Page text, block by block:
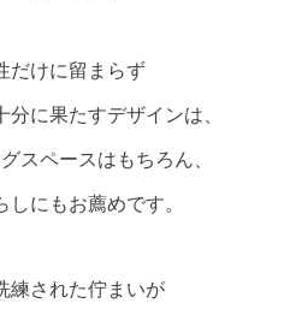
だけに留まらず
に果たすデザインは、
スペースはもちろん、
しにもお薦めです。
練された佇まいが